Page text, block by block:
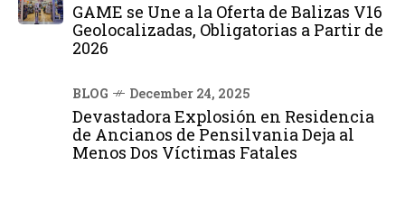
GAME se Une a la Oferta de Balizas V16
Geolocalizadas, Obligatorias a Partir de
2026
BLOG December 24, 2025
Devastadora Explosión en Residencia
de Ancianos de Pensilvania Deja al
Menos Dos Víctimas Fatales